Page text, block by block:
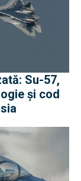
Su-57,
și cod